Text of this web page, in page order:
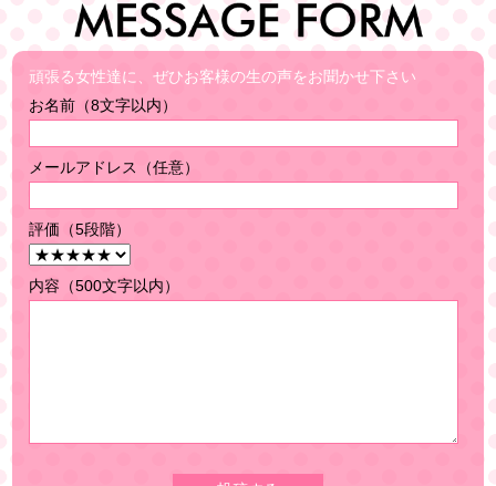
頑張る女性達に、ぜひお客様の生の声をお聞かせ下さい
お名前（8文字以内）
メールアドレス（任意）
評価（5段階）
内容（500文字以内）